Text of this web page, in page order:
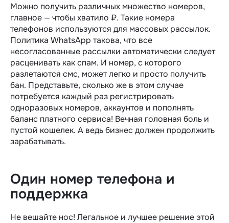
Можно получить различных множество номеров,
главное — чтобы хватило ₽. Такие номера
телефонов используются для массовых рассылок.
Политика WhatsApp такова, что все
несогласованные рассылки автоматически следует
расценивать как спам. И номер, с которого
разлетаются смс, может легко и просто получить
бан. Представьте, сколько же в этом случае
потребуется каждый раз регистрировать
одноразовых номеров, аккаунтов и пополнять
баланс платного сервиса! Вечная головная боль и
пустой кошелек. А ведь бизнес должен продолжить
зарабатывать.
Один номер телефона и
поддержка
Не вешайте нос! Легальное и лучшее решение этой